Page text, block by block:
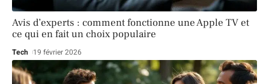
Avis d’experts : comment fonctionne une Apple TV et
ce qui en fait un choix populaire
Tech 19 février 2026